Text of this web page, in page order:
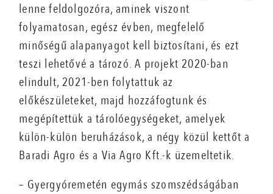
lenne feldolgozóra, aminek viszont
folyamatosan, egész évben, megfelelő
minőségű alapanyagot kell biztosítani, és ezt
teszi lehetővé a tározó. A projekt 2020-ban
elindult, 2021-ben folytattuk az
előkészületeket, majd hozzáfogtunk és
megépítettük a tárolóegységeket, amelyek
külön-külön beruházások, a négy közül kettőt a
Baradi Agro és a Via Agro Kft.-k üzemeltetik.
– Gyergyóremetén egymás szomszédságában